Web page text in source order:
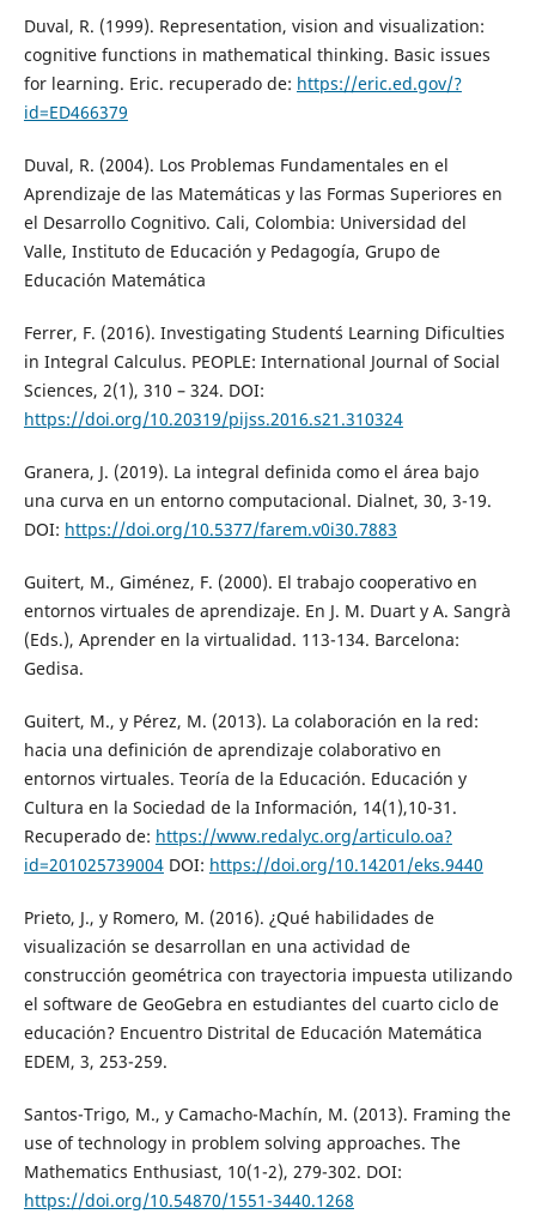
Duval, R. (1999). Representation, vision and visualization:
cognitive functions in mathematical thinking. Basic issues
for learning. Eric. recuperado de: https://eric.ed.gov/?
id=ED466379
Duval, R. (2004). Los Problemas Fundamentales en el
Aprendizaje de las Matemáticas y las Formas Superiores en
el Desarrollo Cognitivo. Cali, Colombia: Universidad del
Valle, Instituto de Educación y Pedagogía, Grupo de
Educación Matemática
Ferrer, F. (2016). Investigating Student´s Learning Dificulties
in Integral Calculus. PEOPLE: International Journal of Social
Sciences, 2(1), 310 – 324. DOI:
https://doi.org/10.20319/pijss.2016.s21.310324
Granera, J. (2019). La integral definida como el área bajo
una curva en un entorno computacional. Dialnet, 30, 3-19.
DOI: https://doi.org/10.5377/farem.v0i30.7883
Guitert, M., Giménez, F. (2000). El trabajo cooperativo en
entornos virtuales de aprendizaje. En J. M. Duart y A. Sangrà
(Eds.), Aprender en la virtualidad. 113-134. Barcelona:
Gedisa.
Guitert, M., y Pérez, M. (2013). La colaboración en la red:
hacia una definición de aprendizaje colaborativo en
entornos virtuales. Teoría de la Educación. Educación y
Cultura en la Sociedad de la Información, 14(1),10-31.
Recuperado de: https://www.redalyc.org/articulo.oa?
id=201025739004DOI: https://doi.org/10.14201/eks.9440
Prieto, J., y Romero, M. (2016). ¿Qué habilidades de
visualización se desarrollan en una actividad de
construcción geométrica con trayectoria impuesta utilizando
el software de GeoGebra en estudiantes del cuarto ciclo de
educación? Encuentro Distrital de Educación Matemática
EDEM, 3, 253-259.
Santos-Trigo, M., y Camacho-Machín, M. (2013). Framing the
use of technology in problem solving approaches. The
Mathematics Enthusiast, 10(1-2), 279-302. DOI:
https://doi.org/10.54870/1551-3440.1268